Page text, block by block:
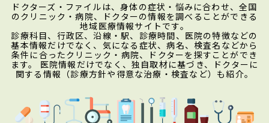
ドクターズ・ファイルは、身体の症状・悩みに合わせ、全国
のクリニック・病院、ドクターの情報を調べることができる
地域医療情報サイトです。
診療科目、行政区、沿線・駅、診療時間、医院の特徴などの
基本情報だけでなく、気になる症状、病名、検査名などから
条件に合ったクリニック・病院、ドクターを探すことができ
ます。 医院情報だけでなく、独自取材に基づき、ドクターに
関する情報（診療方針や得意な治療・検査など）も紹介。